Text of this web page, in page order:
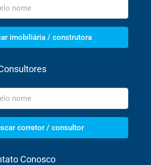
imobiliária / construtora
corretor / consultor
Conosco